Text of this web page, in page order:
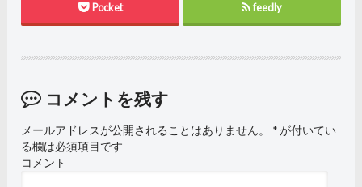
Pocket feedly
コメントを残す
メールアドレスが公開されることはありません。 *が付いてい
る欄は必須項目です
コメント